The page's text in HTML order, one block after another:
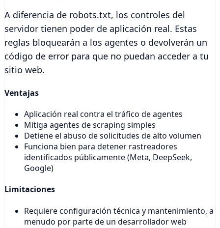
A diferencia de robots.txt, los controles del
servidor tienen poder de aplicación real. Estas
reglas bloquearán a los agentes o devolverán un
código de error para que no puedan acceder a tu
sitio web.
Ventajas
Aplicación real contra el tráfico de agentes
Mitiga agentes de scraping simples
Detiene el abuso de solicitudes de alto volumen
Funciona bien para detener rastreadores
identificados públicamente (Meta, DeepSeek,
Google)
Limitaciones
Requiere configuración técnica y mantenimiento, a
menudo por parte de un desarrollador web